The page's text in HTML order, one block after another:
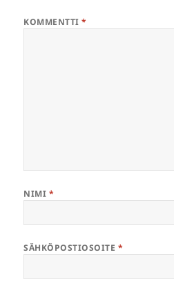
KOMMENTTI*
NIMI *
SÄHKÖPOSTIOSOITE *